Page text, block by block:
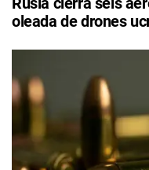
oleada de drones